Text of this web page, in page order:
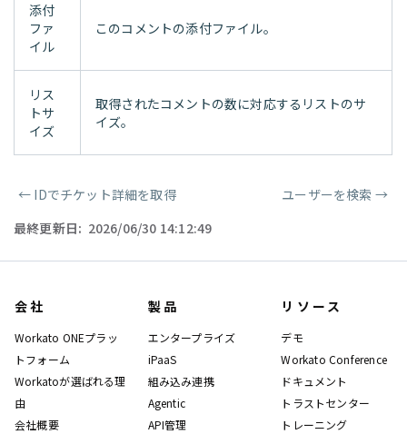
添付
ファ
イル
このコメントの添付ファイル。
リス
トサ
イズ
取得されたコメントの数に対応するリストのサ
イズ。
ページャー
← IDでチケット詳細を取得 ユーザーを検索 →
最終更新日: 2026/06/30 14:12:49
会社
Workato ONEプラッ
トフォーム
Workatoが選ばれる理
由
会社概要
製品
エンタープライズ
iPaaS
組み込み連携
Agentic
API管理
リソース
デモ
Workato Conference
ドキュメント
トラストセンター
トレーニング